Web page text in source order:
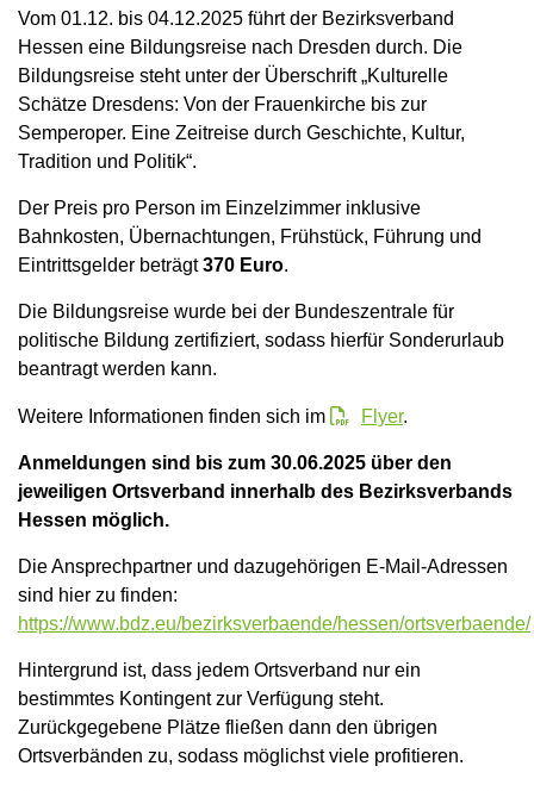
Vom 01.12. bis 04.12.2025 führt der Bezirksverband
Hessen eine Bildungsreise nach Dresden durch. Die
Bildungsreise steht unter der Überschrift „Kulturelle
Schätze Dresdens: Von der Frauenkirche bis zur
Semperoper. Eine Zeitreise durch Geschichte, Kultur,
Tradition und Politik“.
Der Preis pro Person im Einzelzimmer inklusive
Bahnkosten, Übernachtungen, Frühstück, Führung und
Eintrittsgelder beträgt370 Euro.
Die Bildungsreise wurde bei der Bundeszentrale für
politische Bildung zertifiziert, sodass hierfür Sonderurlaub
beantragt werden kann.
Weitere Informationen finden sich im Flyer.
Anmeldungen sind bis zum 30.06.2025 über den
jeweiligen Ortsverband innerhalb des Bezirksverbands
Hessen möglich.
Die Ansprechpartner und dazugehörigen E-Mail-Adressen
sind hier zu finden:
https://www.bdz.eu/bezirksverbaende/hessen/ortsverbaende/
Hintergrund ist, dass jedem Ortsverband nur ein
bestimmtes Kontingent zur Verfügung steht.
Zurückgegebene Plätze fließen dann den übrigen
Ortsverbänden zu, sodass möglichst viele profitieren.